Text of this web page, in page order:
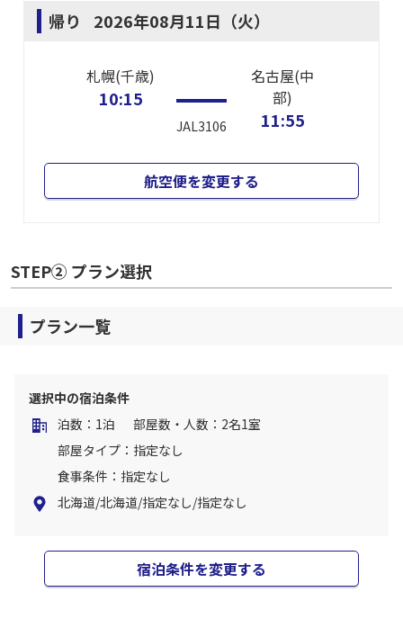
帰り 2026年08月11日（火）
札幌(千歳)
10:15
JAL3106
名古屋(中
部)
11:55
航空便を変更する
STEP② プラン選択
プラン一覧
選択中の宿泊条件
泊数：1泊
部屋数・人数：2名1室
部屋タイプ：指定なし
食事条件：指定なし
北海道/北海道/指定なし/指定なし
宿泊条件を変更する